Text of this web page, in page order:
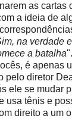
as cartas
a ideia de
na verdade
a batalha
é apenas
pelo diretor
ele se mudar
usa tênis e
direito a um